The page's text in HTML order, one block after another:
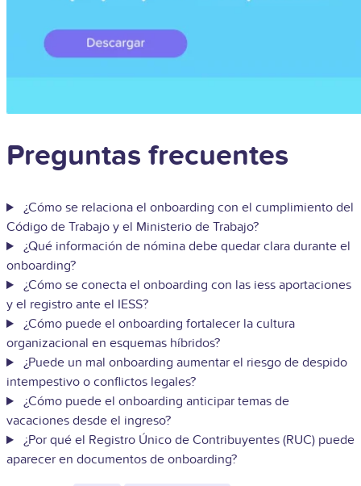
Preguntas frecuentes
¿Cómo se relaciona el onboarding con el cumplimiento del
Código de Trabajo y el Ministerio de Trabajo?
¿Qué información de nómina debe quedar clara durante el
onboarding?
¿Cómo se conecta el onboarding con las iess aportaciones
y el registro ante el IESS?
¿Cómo puede el onboarding fortalecer la cultura
organizacional en esquemas híbridos?
¿Puede un mal onboarding aumentar el riesgo de despido
intempestivo o conflictos legales?
¿Cómo puede el onboarding anticipar temas de
vacaciones desde el ingreso?
¿Por qué el Registro Único de Contribuyentes (RUC) puede
aparecer en documentos de onboarding?